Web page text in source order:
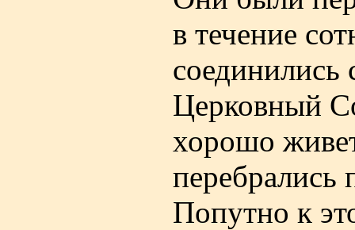
в течение
соединились
Церковный
хорошо
перебрались
Попутно к